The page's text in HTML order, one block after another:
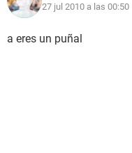
27 jul 2010 a las 00:50
a eres un puñal